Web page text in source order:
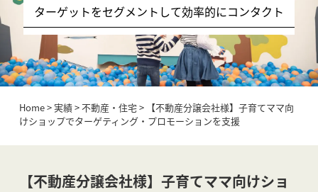
ターゲットをセグメントして効率的にコンタクト
Home>実績>不動産・住宅> 【不動産分譲会社様】子育てママ向
けショップでターゲティング・プロモーションを支援
【不動産分譲会社様】子育てママ向けショ